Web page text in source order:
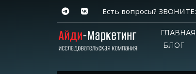
Есть вопросы? ЗВОНИТЕ:
ГЛАВНАЯ
БЛОГ